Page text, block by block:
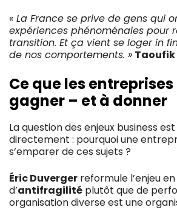
« La France se prive de gens qui
expériences phénoménales pour
transition. Et ça vient se loger in
de nos comportements. »
Ce que les
gagner – et à donner
La question des enjeux business
directement : pourquoi une
s’emparer de ces sujets ?
Éric Duverger reformule l’enjeu
d’antifragilité plutôt que de
organisation diverse est une